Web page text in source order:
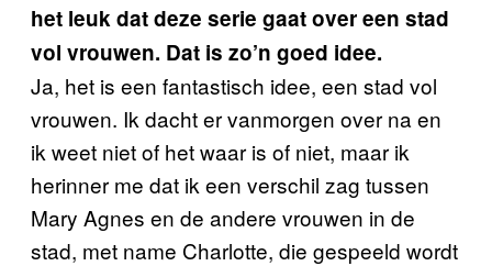
het leuk dat deze serie gaat over een stad
vol vrouwen. Dat is zo’n goed idee.
Ja, het is een fantastisch idee, een stad vol
vrouwen. Ik dacht er vanmorgen over na en
ik weet niet of het waar is of niet, maar ik
herinner me dat ik een verschil zag tussen
Mary Agnes en de andere vrouwen in de
stad, met name Charlotte, die gespeeld wordt